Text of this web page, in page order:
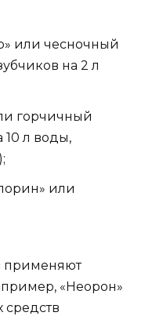
или чесночный
на 2 л
горчичный
10 л воды,
или
применяют
«Неорон»